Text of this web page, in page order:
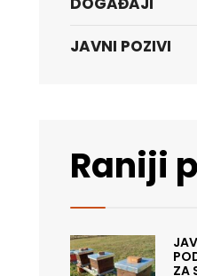
JAVNI POZIVI
Raniji
ZA